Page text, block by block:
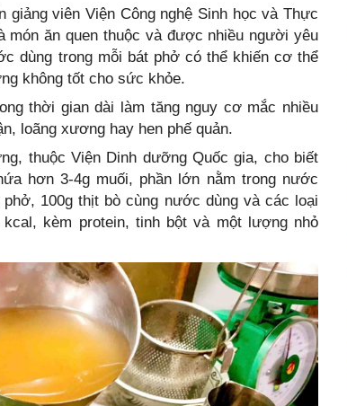
giảng viên Viện Công nghệ Sinh học và Thực
món ăn quen thuộc và được nhiều người yêu
dùng trong mỗi bát phở có thể khiến cơ thể
không tốt cho sức khỏe.
thời gian dài làm tăng nguy cơ mắc nhiều
loãng xương hay hen phế quản.
thuộc Viện Dinh dưỡng Quốc gia, cho biết
hơn 3-4g muối, phần lớn nằm trong nước
100g thịt bò cùng nước dùng và các loại
kèm protein, tinh bột và một lượng nhỏ